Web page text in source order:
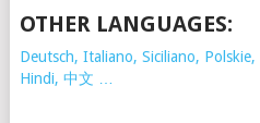
OTHER LANGUAGES:
Deutsch, Italiano, Siciliano, Polskie,
Hindi, 中文 …